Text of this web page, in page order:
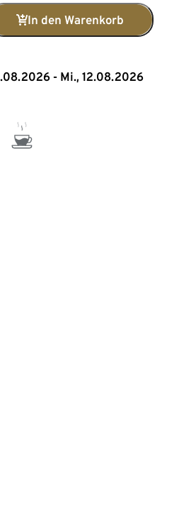
In den Warenkorb
- Mi., 12.08.2026